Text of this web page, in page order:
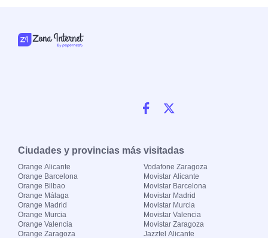
Ciudades y provincias más visitadas
Orange Alicante
Orange Barcelona
Orange Bilbao
Orange Málaga
Orange Madrid
Orange Murcia
Orange Valencia
Orange Zaragoza
Vodafone Zaragoza
Movistar Alicante
Movistar Barcelona
Movistar Madrid
Movistar Murcia
Movistar Valencia
Movistar Zaragoza
Jazztel Alicante